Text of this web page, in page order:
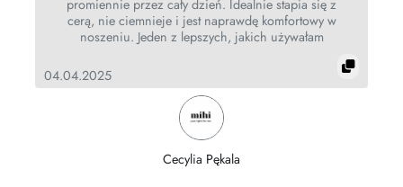
promiennie przez cały dzień. Idealnie stapia się z
cerą, nie ciemnieje i jest naprawdę komfortowy w
noszeniu. Jeden z lepszych, jakich używałam
04.04.2025
Cecylia Pękala